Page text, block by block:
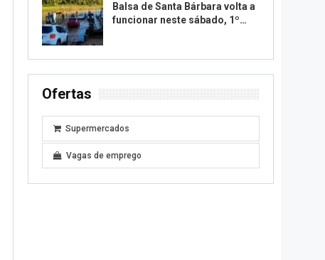
Balsa de Santa Bárbara volta a
funcionar neste sábado, 1º…
Ofertas
Supermercados
Vagas de emprego